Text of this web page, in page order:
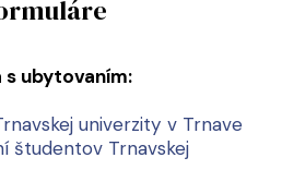
s ubytovaním:
univerzity v Trnave
študentov Trnavskej